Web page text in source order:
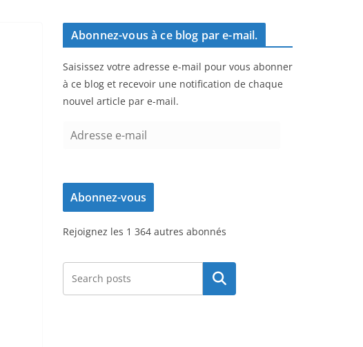
Abonnez-vous à ce blog par e-mail.
Saisissez votre adresse e-mail pour vous abonner
à ce blog et recevoir une notification de chaque
nouvel article par e-mail.
e
s
e
-
Abonnez-vous
Rejoignez les 1 364 autres abonnés
Rechercher